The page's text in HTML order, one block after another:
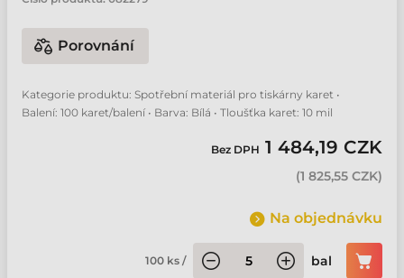
Porovnání
Kategorie produktu: Spotřební materiál pro tiskárny karet •
Balení: 100 karet/balení • Barva: Bílá • Tloušťka karet: 10 mil
Bez DPH 1 484,19 CZK
(1 825,55 CZK)
Na objednávku
100 ks / bal